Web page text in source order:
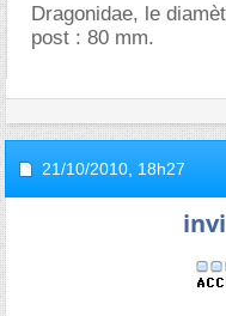
Dragonidae, le
post : 80 mm.
21/10/2010, 18h27